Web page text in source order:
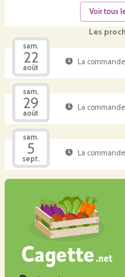
Les
sam.
22
août
La
sam.
29
août
La
sam.
5
sept.
La
Voir tous